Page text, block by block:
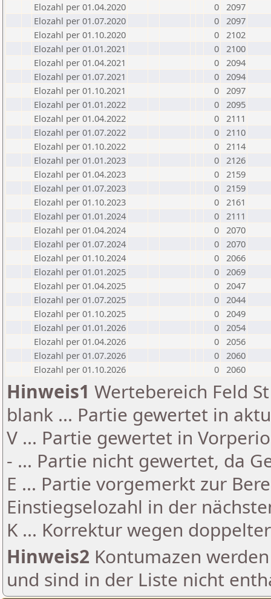
Elozahl per 01.04.2020
0 2097
Elozahl per 01.07.2020
0 2097
Elozahl per 01.10.2020
0 2102
Elozahl per 01.01.2021
0 2100
Elozahl per 01.04.2021
0 2094
Elozahl per 01.07.2021
0 2094
Elozahl per 01.10.2021
0 2097
Elozahl per 01.01.2022
0 2095
Elozahl per 01.04.2022
0 2111
Elozahl per 01.07.2022
0 2110
Elozahl per 01.10.2022
0 2114
Elozahl per 01.01.2023
0 2126
Elozahl per 01.04.2023
0 2159
Elozahl per 01.07.2023
0 2159
Elozahl per 01.10.2023
0 2161
Elozahl per 01.01.2024
0 2111
Elozahl per 01.04.2024
0 2070
Elozahl per 01.07.2024
0 2070
Elozahl per 01.10.2024
0 2066
Elozahl per 01.01.2025
0 2069
Elozahl per 01.04.2025
0 2047
Elozahl per 01.07.2025
0 2044
Elozahl per 01.10.2025
0 2049
Elozahl per 01.01.2026
0 2054
Elozahl per 01.04.2026
0 2056
Elozahl per 01.07.2026
0 2060
Elozahl per 01.10.2026
0 2060
Hinweis1 Wertebereich Feld
blank ... Partie gewertet in
V ... Partie gewertet in
- ... Partie nicht gewertet, da
E ... Partie vorgemerkt zur
Einstiegselozahl in der
K ... Korrektur wegen
Hinweis2 Kontumazen
und sind in der Liste nicht